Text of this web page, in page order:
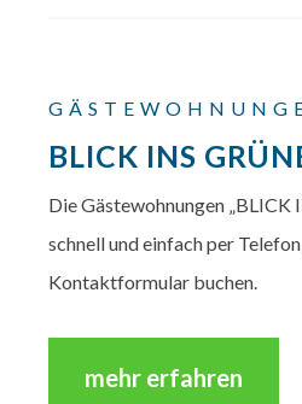
BLICK INS
Die Gästewohnungen „BLICK
schnell und einfach per
Kontaktformular buchen.
mehr erfahren